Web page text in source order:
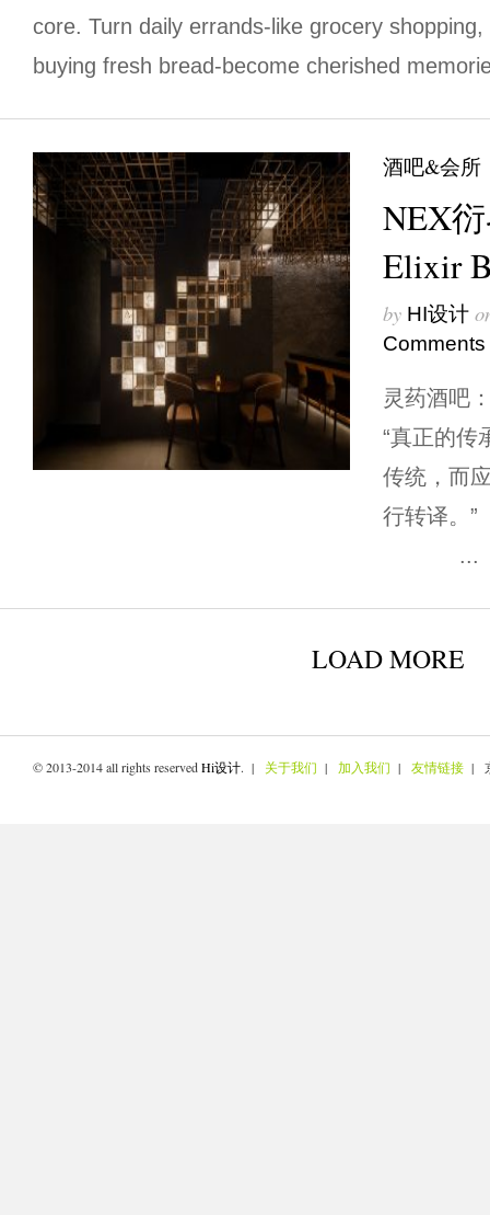
core. Turn daily errands-like grocery
buying fresh bread-become cherished
酒吧&会所
NEX
Elixir
by HI设计
Comments
灵药酒吧
“真正的传
传统，而
行
...
LOAD MORE
© 2013-2014 all rights reservedHi设计. | 关于我们 | 加入我们 | 友情链接 |